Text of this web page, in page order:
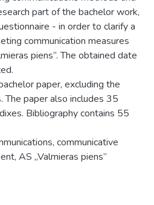
part of the bachelor work,
- in order to clarify a
communication measures
piens”. The obtained date
paper, excluding the
The paper also includes 35
Bibliography contains 55
communicative
AS „Valmieras piens”